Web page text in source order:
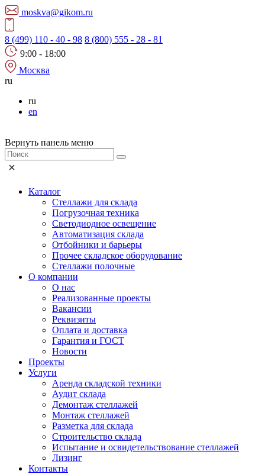
moskva@gikom.ru
8 (499) 110 - 40 - 98 8 (800) 555 - 28 - 81
9:00 - 18:00
Москва
ru
ru
en
Вернуть панель меню
Каталог
Стеллажи для склада
Погрузочная техника
Светодиодное освещение
Автоматизация склада
Отбойники и барьеры
Прочее складское оборудование
Стеллажи полочные
О компании
О нас
Реализованные проекты
Вакансии
Реквизиты
Оплата и доставка
Гарантия и ГОСТ
Новости
Проекты
Услуги
Аренда складской техники
Аудит склада
Демонтаж стеллажей
Монтаж стеллажей
Разметка для склада
Строительство склада
Испытание и освидетельствование стеллажей
Лизинг
Контакты